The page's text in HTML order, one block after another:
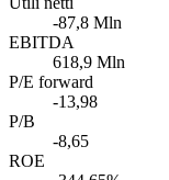
-87,8 Mln
EBITDA
618,9 Mln
P/E forward
-13,98
P/B
-8,65
ROE